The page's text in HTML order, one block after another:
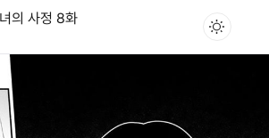
의 사정 8화